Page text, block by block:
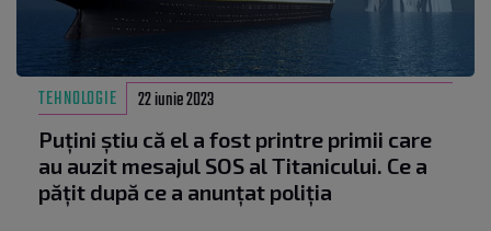
TEHNOLOGIE 22 iunie 2023
Puțini știu că el a fost printre primii care
au auzit mesajul SOS al Titanicului. Ce a
pățit după ce a anunțat poliția